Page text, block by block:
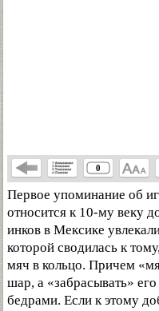
0
Первое упоминание об
относится к 10-му веку
инков в Мексике
которой сводилась к
мяч в кольцо. Причем
шар, а «забрасывать»
бедрами. Если к этому